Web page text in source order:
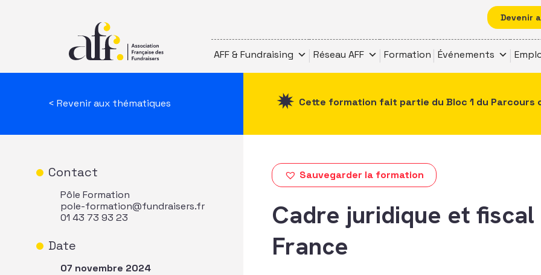
Devenir
AFF & Fundraising Réseau AFF Formation Événements
< Revenir aux thématiques
Contact
Pôle Formation
pole-formation@fundraisers.fr
01 43 73 93 23
Date
07 novembre 2024
Cette formation fait partie du Bloc 1 du
Sauvegarder la formation
Cadre juridique et
France